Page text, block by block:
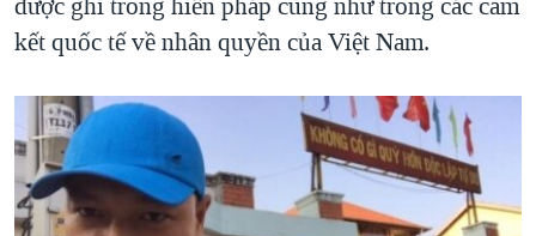
kết quốc tế về nhân quyền của Việt Nam.